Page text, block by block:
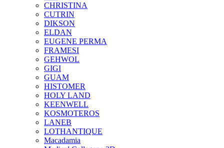
CHRISTINA
CUTRIN
DIKSON
ELDAN
EUGENE PERMA
FRAMESI
GEHWOL
GIGI
GUAM
HISTOMER
HOLY LAND
KEENWELL
KOSMOTEROS
LANEB
LOTHANTIQUE
Macadamia